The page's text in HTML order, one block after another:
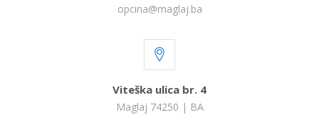
opcina@maglaj.ba
Viteška ulica br. 4
Maglaj 74250 | BA